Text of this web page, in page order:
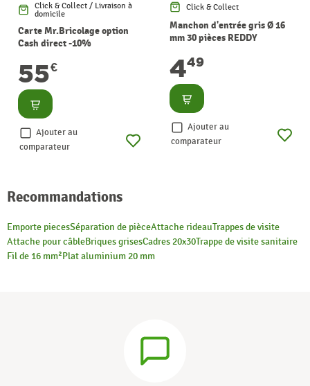
Click & Collect / Livraison à
domicile
Carte Mr.Bricolage option
Cash direct -10%
55€
Consulter
Ajouter au
comparateur
Click & Collect
Manchon d'entrée gris Ø 16
mm 30 pièces REDDY
449
Consulter
Ajouter au
comparateur
Recommandations
Emporte piecesSéparation de pièceAttache rideauTrappes de visite
Attache pour câbleBriques grisesCadres 20x30Trappe de visite sanitaire
Fil de 16 mm²Plat aluminium 20 mm